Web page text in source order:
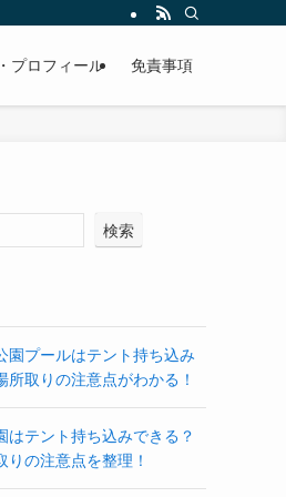
プロフィール 免責事項
検索
園プールはテント持ち込み
所取りの注意点がわかる！
はテント持ち込みできる？
りの注意点を整理！